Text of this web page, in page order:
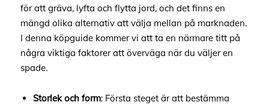
för att gräva, lyfta och flytta jord, och det finns en
mängd olika alternativ att välja mellan på marknaden.
I denna köpguide kommer vi att ta en närmare titt på
några viktiga faktorer att överväga när du väljer en
spade.
Storlek och form: Första steget är att bestämma